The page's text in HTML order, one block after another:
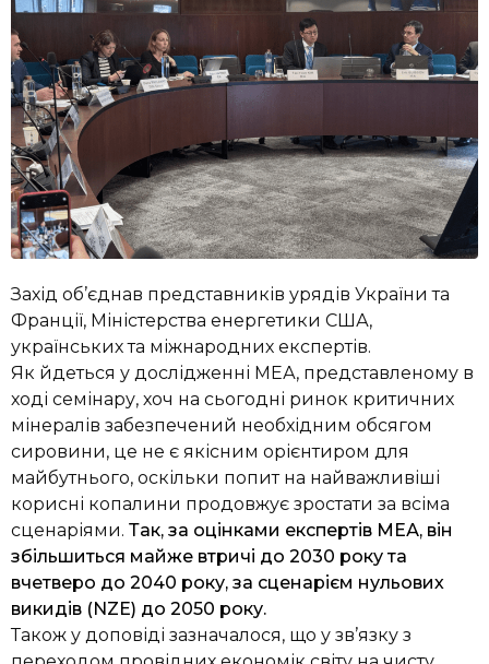
Захід об’єднав представників урядів України та
Франції, Міністерства енергетики США,
українських та міжнародних експертів.
Як йдеться у дослідженні МЕА, представленому в
ході семінару, хоч на сьогодні ринок критичних
мінералів забезпечений необхідним обсягом
сировини, це не є якісним орієнтиром для
майбутнього, оскільки попит на найважливіші
корисні копалини продовжує зростати за всіма
сценаріями. Так, за оцінками експертів МЕА, він
збільшиться майже втричі до 2030 року та
вчетверо до 2040 року, за сценарієм нульових
викидів (NZE) до 2050 року.
Також у доповіді зазначалося, що у зв’язку з